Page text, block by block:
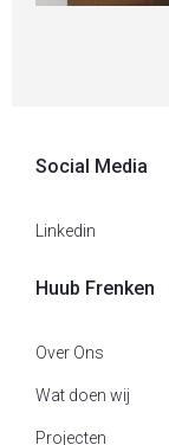
Social Media
Linkedin
Huub Frenken
Over Ons
Wat doen wij
Projecten